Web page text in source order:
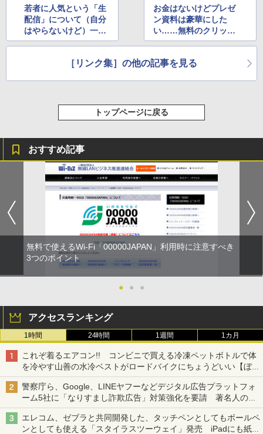
若者に人気という「生
配信」について（自分
はやらないけど）一応
勉強しておこうか
お金はないけどプレゼ
ン資料は豪華にした
い……無料のクリップ
アート・写真・テンプ
［リンク集］の他の記事を見る
トップページに戻る
おすすめ記事
無料で使えるWi-Fi「00000JAPAN」利用時に注意すべき
3つのポイント
● ● ●
アクセスランキング
1時間 24時間 1週間 1カ月
これぞ着るエアコン!! コンビニで買える冷凍ペットボトルで体
を冷やす山善の水冷ベストがロードバイクにちょうどいい【ぼっ
ち・ざ・ろーど！その14】【空いた時間でなにしてる？】
警察庁ら、Google、LINEヤフーなどデジタル広告プラットフォ
ーム5社に「なりすまし詐欺広告」対策強化を要請 著名人の写
真や映像を使った投資詐欺などへの対策として
エレコム、ゼブラと共同開発した、タッチペンとしてもボールペ
ンとしても使える「スタイラスツーウェイ」発売 iPadにも紙に